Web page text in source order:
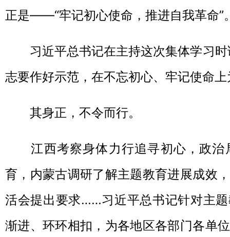
正是——“牢记初心使命，推进自我革命”
习近平总书记在主持这次集体学习时
志要作好示范，在不忘初心、牢记使命
其身正，不令而行。
江西考察身体力行追寻初心，政治
育，内蒙古调研了解主题教育进展成效
活会提出要求……习近平总书记针对主
渐进、环环相扣，为各地区各部门各单